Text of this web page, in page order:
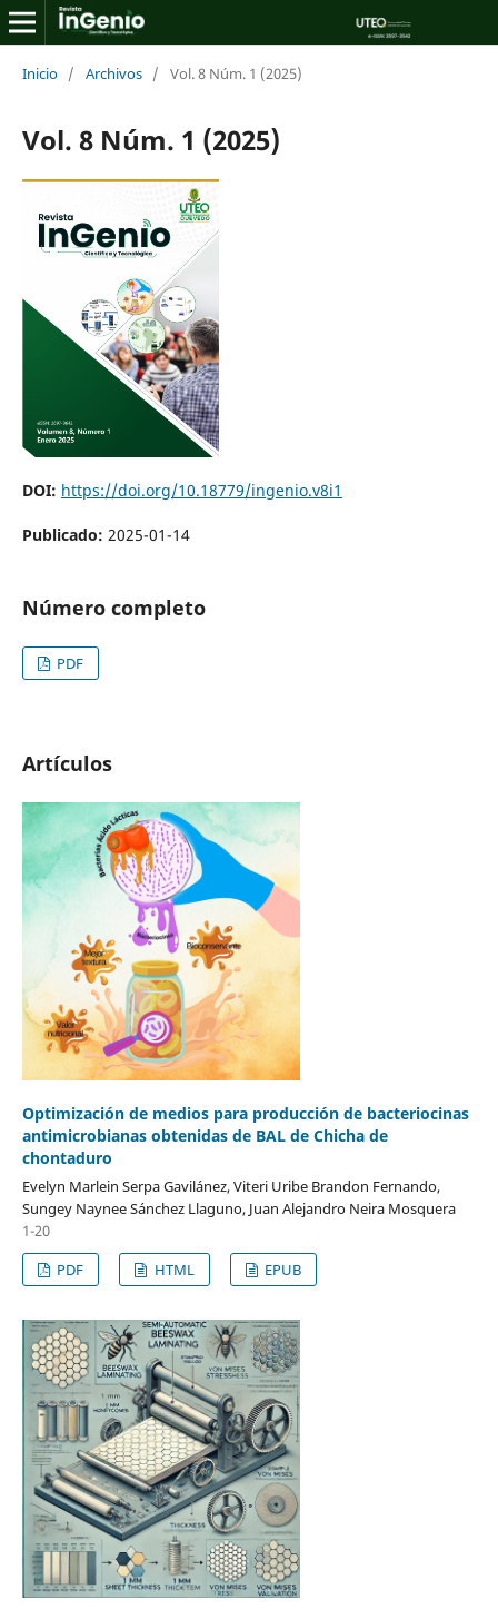
Inicio / Archivos / Vol. 8 Núm. 1 (2025)
Vol. 8 Núm. 1 (2025)
DOI: https://doi.org/10.18779/ingenio.v8i1
Publicado: 2025-01-14
Número completo
PDF
Artículos
Optimización de medios para producción de bacteriocinas
antimicrobianas obtenidas de BAL de Chicha de
chontaduro
Evelyn Marlein Serpa Gavilánez, Viteri Uribe Brandon Fernando,
Sungey Naynee Sánchez Llaguno, Juan Alejandro Neira Mosquera
1-20
PDF
HTML EPUB